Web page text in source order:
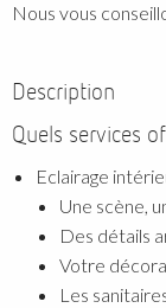
Nous vous
Description
Quels services
Eclairage
Une scène,
Des détails
Votre
Les